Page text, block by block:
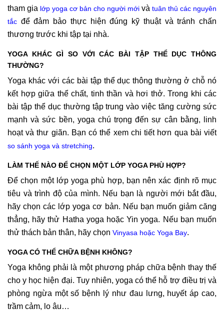
tham gia lớp yoga cơ bản cho người mới và tuân thủ các nguyên
tắc để đảm bảo thực hiện đúng kỹ thuật và tránh chấn
thương trước khi tập tại nhà.
YOGA KHÁC GÌ SO VỚI CÁC BÀI TẬP THỂ DỤC THÔNG
THƯỜNG?
Yoga khác với các bài tập thể dục thông thường ở chỗ nó
kết hợp giữa thể chất, tinh thần và hơi thở. Trong khi các
bài tập thể dục thường tập trung vào việc tăng cường sức
mạnh và sức bền, yoga chú trọng đến sự cân bằng, linh
hoạt và thư giãn. Bạn có thể xem chi tiết hơn qua bài viết
so sánh yoga và stretching.
LÀM THẾ NÀO ĐỂ CHỌN MỘT LỚP YOGA PHÙ HỢP?
Để chọn một lớp yoga phù hợp, bạn nên xác định rõ mục
tiêu và trình độ của mình. Nếu bạn là người mới bắt đầu,
hãy chọn các lớp yoga cơ bản. Nếu bạn muốn giảm căng
thẳng, hãy thử Hatha yoga hoặc Yin yoga. Nếu bạn muốn
thử thách bản thân, hãy chọn Vinyasa hoặc Yoga Bay.
YOGA CÓ THỂ CHỮA BỆNH KHÔNG?
Yoga không phải là một phương pháp chữa bệnh thay thế
cho y học hiện đại. Tuy nhiên, yoga có thể hỗ trợ điều trị và
phòng ngừa một số bệnh lý như đau lưng, huyết áp cao,
trầm cảm, lo âu…